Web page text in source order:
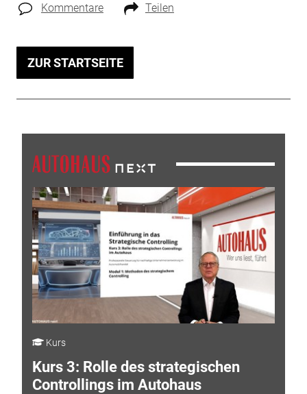
Kommentare Teilen
ZUR STARTSEITE
Kurs
Kurs 3: Rolle des strategischen
Controllings im Autohaus